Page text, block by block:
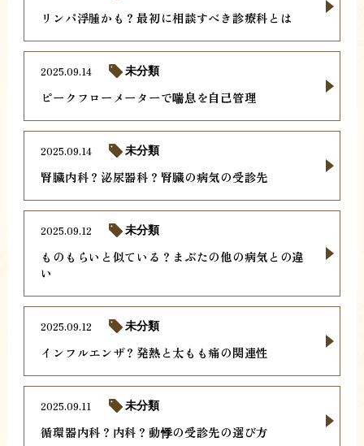
リンパ浮腫かも？最初に相談すべき診療科とは
ピークフローメーターで喘息を自己管理
2025.09.14 未分類
腎臓内科？泌尿器科？腎臓の病気の受診先
2025.09.14 未分類
ものもらいと似ている？まぶたの他の病気との違
い
2025.09.12 未分類
インフルエンザ？発熱と太もも痛の関連性
2025.09.12 未分類
循環器内科？内科？動悸の受診先の選び方
2025.09.11 未分類